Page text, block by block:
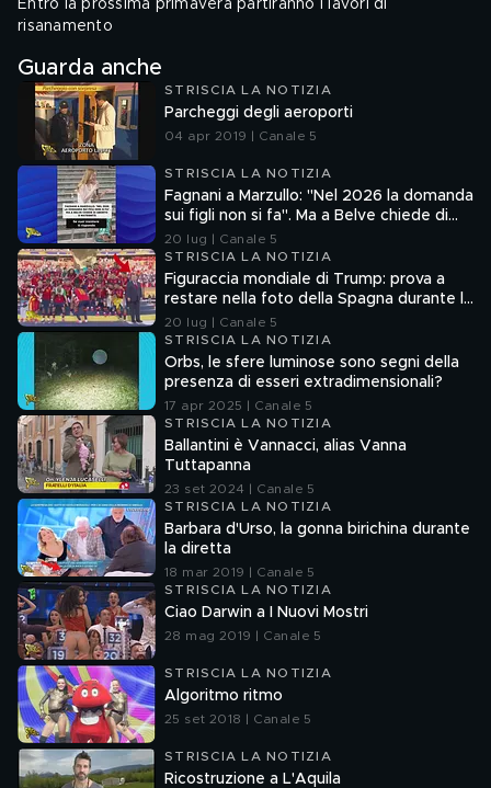
Entro la prossima primavera partiranno i lavori di
risanamento
Guarda anche
STRISCIA LA NOTIZIA
Parcheggi degli aeroporti
04 apr 2019 | Canale 5
STRISCIA LA NOTIZIA
Fagnani a Marzullo: "Nel 2026 la domanda
sui figli non si fa". Ma a Belve chiede di
aborto e maternità
20 lug | Canale 5
STRISCIA LA NOTIZIA
Figuraccia mondiale di Trump: prova a
restare nella foto della Spagna durante la
premiazione
20 lug | Canale 5
STRISCIA LA NOTIZIA
Orbs, le sfere luminose sono segni della
presenza di esseri extradimensionali?
17 apr 2025 | Canale 5
STRISCIA LA NOTIZIA
Ballantini è Vannacci, alias Vanna
Tuttapanna
23 set 2024 | Canale 5
STRISCIA LA NOTIZIA
Barbara d'Urso, la gonna birichina durante
la diretta
18 mar 2019 | Canale 5
STRISCIA LA NOTIZIA
Ciao Darwin a I Nuovi Mostri
28 mag 2019 | Canale 5
STRISCIA LA NOTIZIA
Algoritmo ritmo
25 set 2018 | Canale 5
STRISCIA LA NOTIZIA
Ricostruzione a L'Aquila